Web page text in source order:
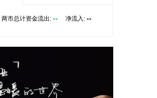
中化国际：上半年净
售收入5.87亿元 环比下降
月生猪销售收入3.93亿元 环比增
7月销售商品肥猪13.79万头 销
两市总计资金流出: -- 净流入: --